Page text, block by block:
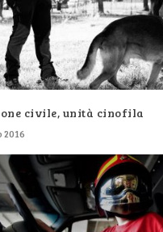
civile, unità cinofila
2016